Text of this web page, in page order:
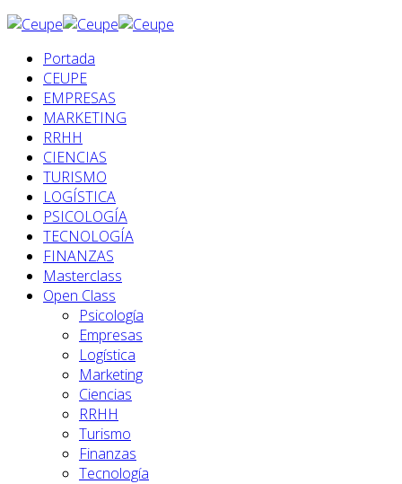
Portada
CEUPE
EMPRESAS
MARKETING
RRHH
CIENCIAS
TURISMO
LOGÍSTICA
PSICOLOGÍA
TECNOLOGÍA
FINANZAS
Masterclass
Open Class
Psicología
Empresas
Logística
Marketing
Ciencias
RRHH
Turismo
Finanzas
Tecnología